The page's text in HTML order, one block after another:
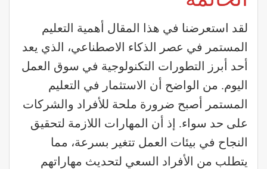
لقد استعرضنا في هذا المقال أهمية التعليم
المستمر في عصر الذكاء الاصطناعي، الذي يعد
أحد أبرز التطورات التكنولوجية في سوق العمل
اليوم. من الواضح أن الاستثمار في التعليم
المستمر أصبح ضرورة ملحة للأفراد والشركات
على حد سواء. إذ أن المهارات اللازمة لتحقيق
النجاح في بيئات العمل تتغير بسرعة، مما
يتطلب من الأفراد السعي لتحديث مهاراتهم